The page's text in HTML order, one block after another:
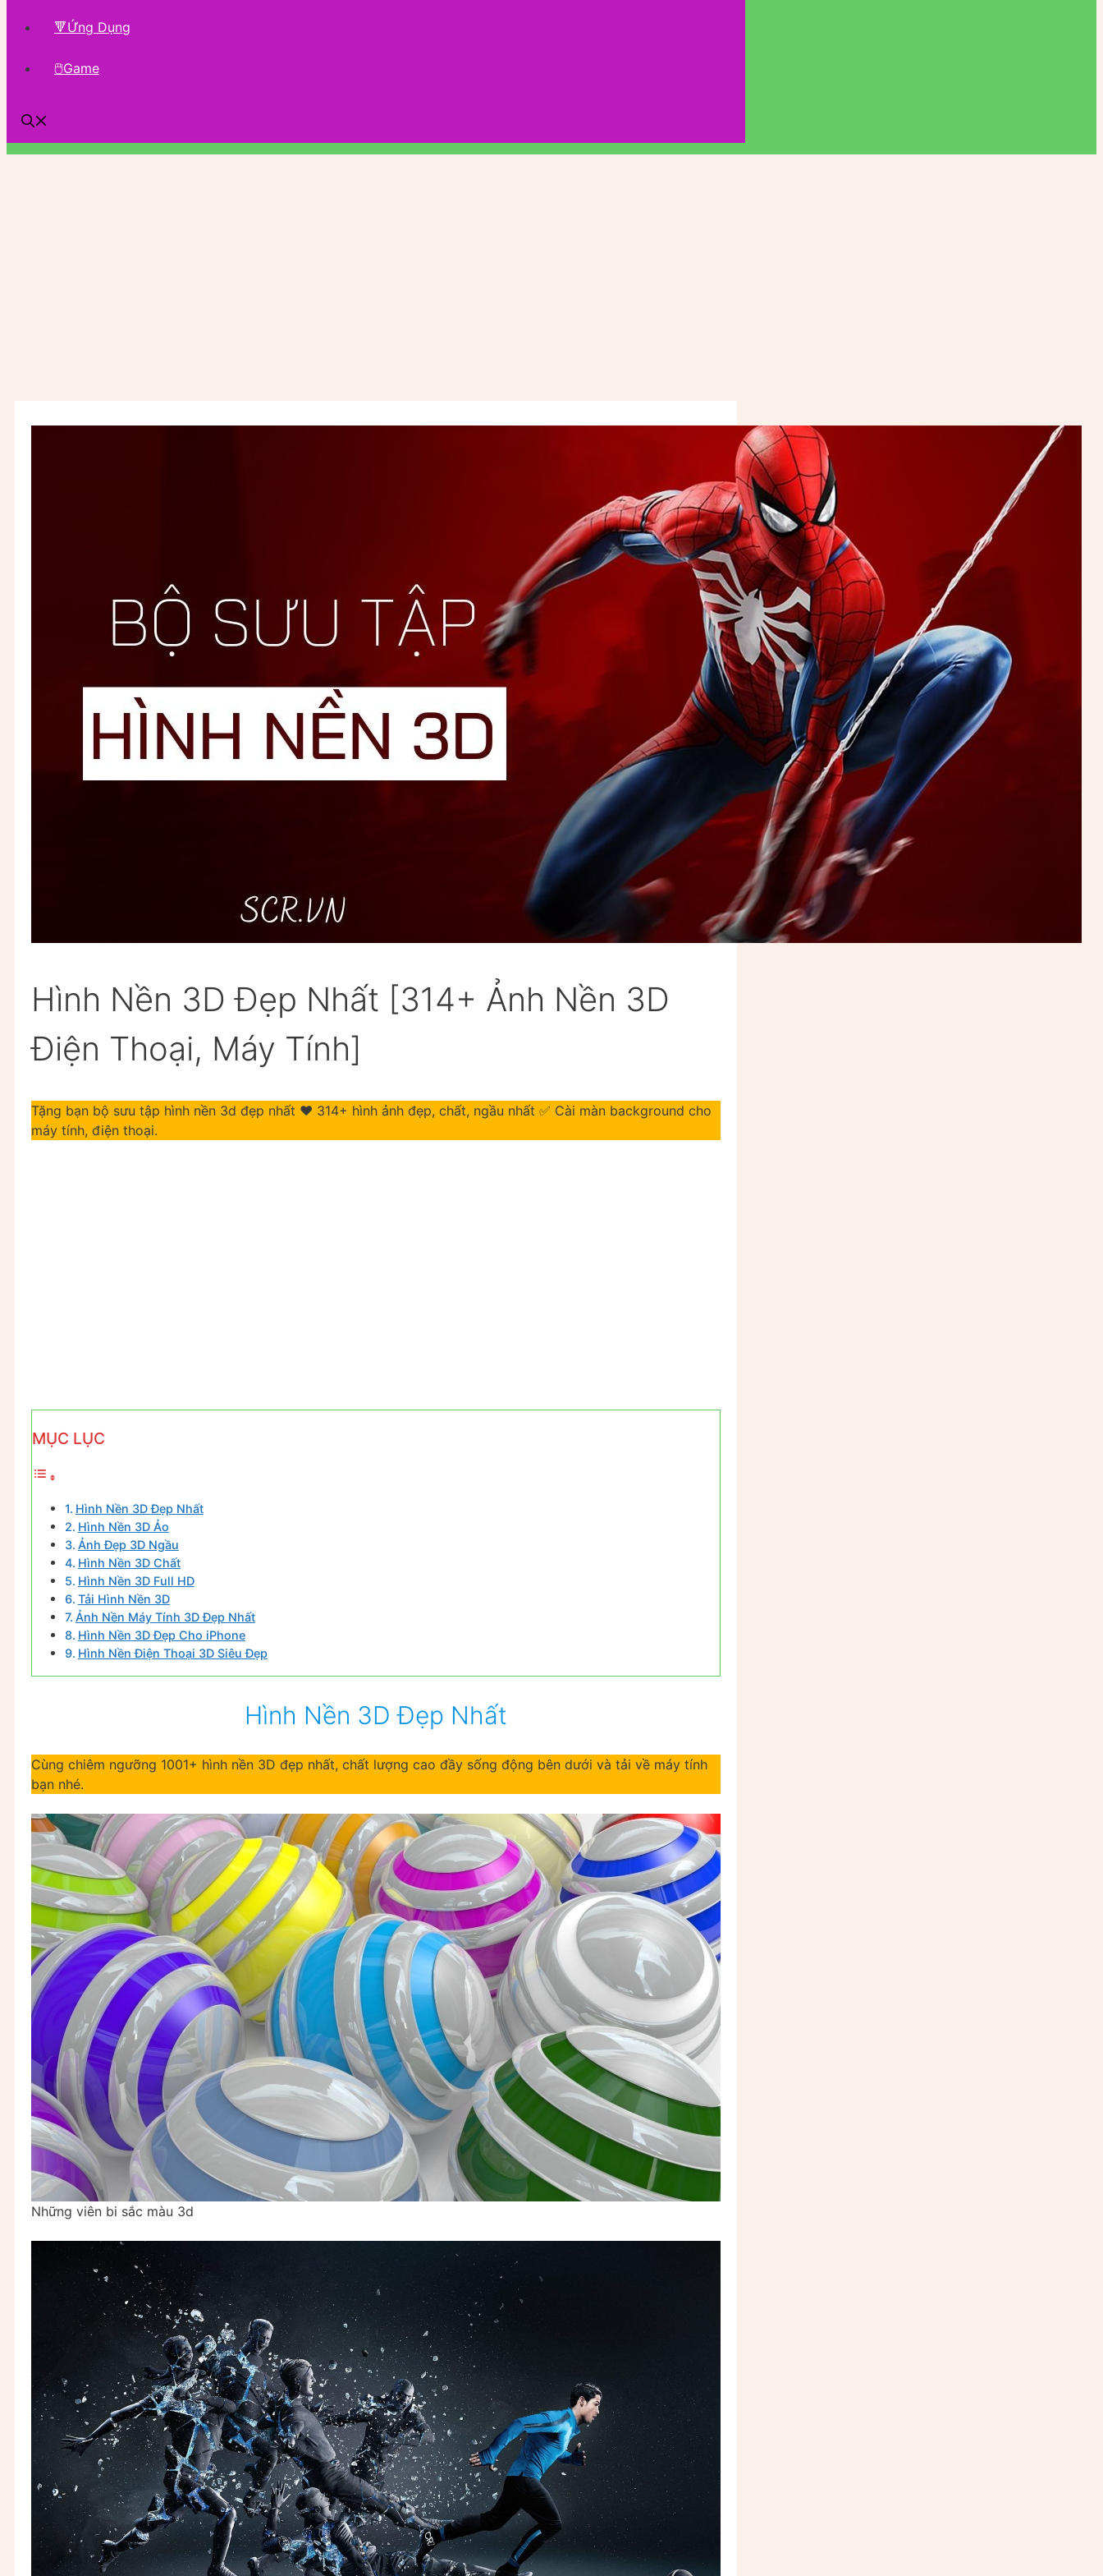
🔻Ứng Dụng
🖱Game
Hình Nền 3D Đẹp Nhất [314+ Ảnh Nền 3D
Điện Thoại, Máy Tính]
Tặng bạn bộ sưu tập hình nền 3d đẹp nhất ❤️ 314+ hình ảnh đẹp, chất, ngầu nhất ✅ Cài màn background cho
máy tính, điện thoại.
MỤC LỤC
Hình Nền 3D Đẹp Nhất
Hình Nền 3D Ảo
Ảnh Đẹp 3D Ngầu
Hình Nền 3D Chất
Hình Nền 3D Full HD
Tải Hình Nền 3D
Ảnh Nền Máy Tính 3D Đẹp Nhất
Hình Nền 3D Đẹp Cho iPhone
Hình Nền Điện Thoại 3D Siêu Đẹp
Hình Nền 3D Đẹp Nhất
Cùng chiêm ngưỡng 1001+ hình nền 3D đẹp nhất, chất lượng cao đầy sống động bên dưới và tải về máy tính
bạn nhé.
Những viên bi sắc màu 3d